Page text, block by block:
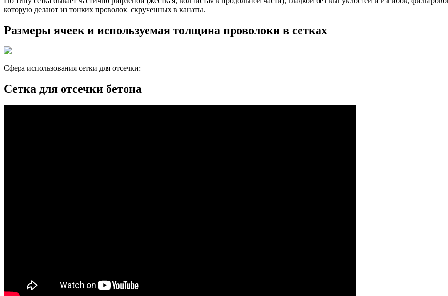
которую делают из тонких проволок, скрученных в канаты.
Размеры ячеек и используемая толщина проволоки в сетках
Сфера использования сетки для отсечки:
Сетка для отсечки бетона